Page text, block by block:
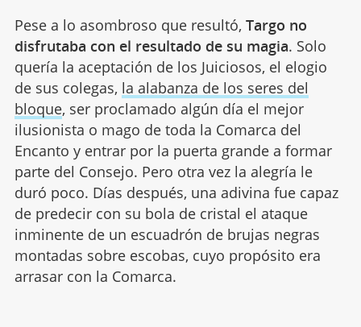
Pese a lo asombroso que resultó, Targo no
disfrutaba con el resultado de su magia. Solo
quería la aceptación de los Juiciosos, el elogio
de sus colegas, la alabanza de los seres del
bloque, ser proclamado algún día el mejor
ilusionista o mago de toda la Comarca del
Encanto y entrar por la puerta grande a formar
parte del Consejo. Pero otra vez la alegría le
duró poco. Días después, una adivina fue capaz
de predecir con su bola de cristal el ataque
inminente de un escuadrón de brujas negras
montadas sobre escobas, cuyo propósito era
arrasar con la Comarca.